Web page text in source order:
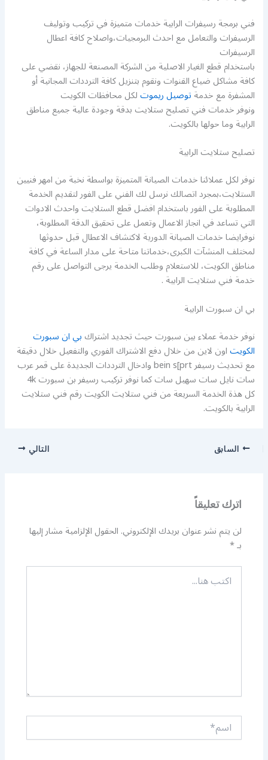
فني برمجة رسيفرات الرابية خدمات متميزة في تركيب وتوليف
الرسيفرات والتعامل مع احدث البرمجيات،واصلاح كافة اعطال
الرسيفرات
باستخدام قطع الغيار الاصلية من الشركة المصنعة للجهاز، نقضي على
كافة مشاكل ضياع القنوات ونقوم بتنزيل كافة الترددات المجانية أو
المشفرة مع خدمةتوصيل ريموتلكل محافظات الكويت
ونوفر خدمات فني تصليح ستلايت بدقة وجودة عالية جميع مناطق
الرابية وما حولها بالكويت.
تصليح ستلايت الرابية
نوفر لكل عملائنا خدمات الصيانة المتميزة بواسطة نخبة من امهر فنيين
الستلايت،بمجرد اتصالك نرسل لك الفني على الفور لتقديم الخدمة
المطلوبة على الفور باستخدام افضل قطع الستلايت واحدث الادوات
التي تساعد في انجاز الاعمال وتعمل على تحقيق الدقة المطلوبة،
نوفرايضا خدمات الصيانة الدورية لاكتشاف الاعطال قبل حدوثها
لمختلف المنشآت الكبرى،خدماتنا متاحة على مدار الساعة في كافة
مناطق الكويت، للاستعلام وطلب الخدمة يرجى التواصل على رقم
خدمة فني ستلايت الرابية .
بي ان سبورت الرابية
نوفر خدمة عملاء بين سبورت حيث تجديد اشتراكبي ان سبورت
الكويتاون لاين من خلال دفع الاشتراك الفوري والتفعيل خلال دقيقة
مع تحديث رسيفر bein s[prt وادخال الترددات الجديدة على قمر عرب
سات نايل سات سهيل سات كما نوفر تركيب رسيفر بن سبورت 4k
كل هذة الخدمة السريعة من فني ستلايت الكويت رقم فني ستلايت
الرابية بالكويت.
السابق التالي
اترك تعليقاً
لن يتم نشر عنوان بريدك الإلكتروني.الحقول الإلزامية مشار إليها
بـ*
اكتب
هنا...
اسم*